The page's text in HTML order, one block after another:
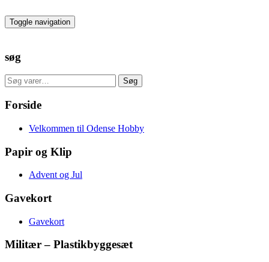
to
the
Toggle navigation
søg
Søg
efter:
Søg
Forside
Velkommen til Odense Hobby
Papir og Klip
Advent og Jul
Gavekort
Gavekort
Militær – Plastikbyggesæt